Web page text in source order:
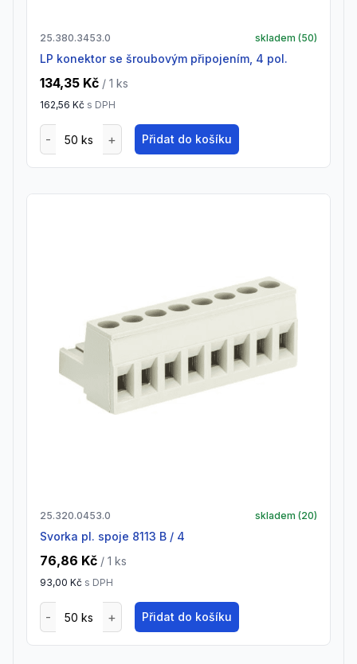
25.380.3453.0 skladem (50)
LP konektor se šroubovým připojením, 4 pol.
134,35 Kč / 1 ks
162,56 Kč s DPH
Přidat do košíku
25.320.0453.0 skladem (20)
Svorka pl. spoje 8113 B / 4
76,86 Kč / 1 ks
93,00 Kč s DPH
Přidat do košíku